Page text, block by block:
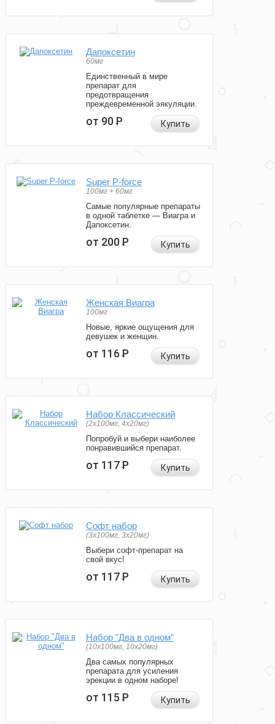
Дапоксетин
60мг
Единственный в мире
препарат для
предотвращения
преждевременной эякуляции.
от 90Р Купить
Super P-force
100мг + 60мг
Самые популярные препараты
в одной таблетке — Виагра и
Дапоксетин.
от 200Р Купить
Женская Виагра
100мг
Новые, яркие ощущения для
девушек и женщин.
от 116Р Купить
Набор Классический
(2x100мг, 4x20мг)
Попробуй и выбери наиболее
понравившийся препарат.
от 117Р Купить
Софт набор
(3x100мг, 3x20мг)
Выбери софт-препарат на
свой вкус!
от 117Р Купить
Набор "Два в одном"
(10x100мг, 10x20мг)
Два самых популярных
препарата для усиления
эрекции в одном наборе!
от 115Р Купить